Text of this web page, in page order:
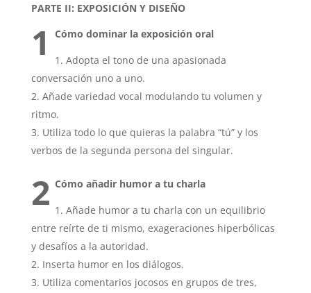
PARTE II: EXPOSICIÓN Y DISEÑO
1
Cómo dominar la exposición oral
Adopta el tono de una apasionada
conversación uno a uno.
Añade variedad vocal modulando tu volumen y
ritmo.
Utiliza todo lo que quieras la palabra “tú” y los
verbos de la segunda persona del singular.
2 Cómo añadir humor a tu charla
Añade humor a tu charla con un equilibrio
entre reírte de ti mismo, exageraciones hiperbólicas
y desafíos a la autoridad.
Inserta humor en los diálogos.
Utiliza comentarios jocosos en grupos de tres,